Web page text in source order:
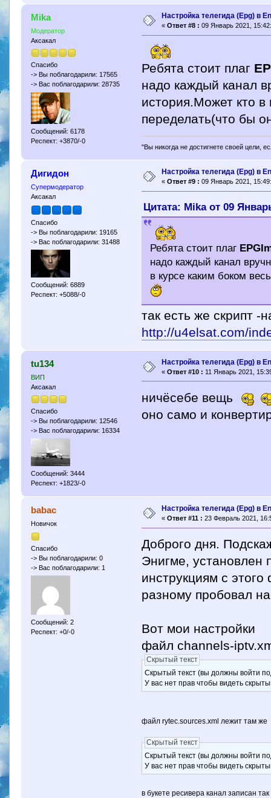
Mika
Модератор
Аксакал
Спасибо
-> Вы поблагодарили: 17565
-> Вас поблагодарили: 28735
Сообщений: 6178
Респект: +3870/-0
Настройка телегида (Epg) в
« Ответ #8 : 09 Январь 2021,
Ребята стоит плаг
надо каждый канал
история.Может кто в
переделать(что бы
"Вы никогда не достигнете своей цели,
Дигидон
Супермодератор
Аксакал
Спасибо
-> Вы поблагодарили: 19165
-> Вас поблагодарили: 31488
Сообщений: 6889
Респект: +5088/-0
Настройка телегида (Epg) в
« Ответ #9 : 09 Январь 2021,
Цитата: Mika от 09
Ребята стоит плаг
надо каждый канал
в курсе каким боком
так есть же скрипт
http://u4elsat.com/
tu134
ВИП
Аксакал
Спасибо
-> Вы поблагодарили: 12546
-> Вас поблагодарили: 16334
Сообщений: 3444
Респект: +1823/-0
Настройка телегида (Epg) в
« Ответ #10 : 11 Январь 2021,
ничёсебе вещь
оно само и
babac
Новичок
Спасибо
-> Вы поблагодарили: 0
-> Вас поблагодарили: 1
Сообщений: 2
Респект: +0/-0
Настройка телегида (Epg) в
« Ответ #11 : 23 Февраль 2021,
Доброго дня.
Энигме, установлен
инструкциям с
разному пробовал
Вот мои настройки
файл channels-
Скрытый текст
Скрытый текст (вы должны войти
У вас нет прав чтобы видеть
файл rytec.sources.xml лежит там же
Скрытый текст
Скрытый текст (вы должны войти
У вас нет прав чтобы видеть
в букете ресивера канал записан так